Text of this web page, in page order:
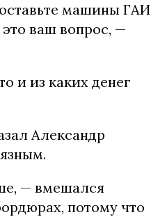
машины ГАИ
это ваш вопрос, —
и из каких денег
Александр
— вмешался
потому что